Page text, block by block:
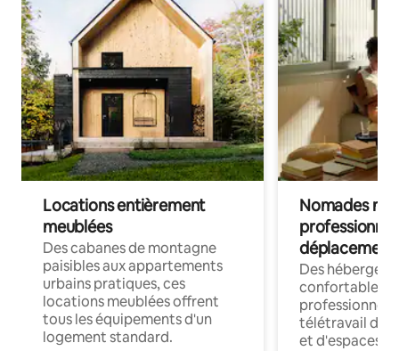
Locations entièrement
meublées
Des cabanes de montagne
paisibles aux appartements
urbains pratiques, ces
locations meublées offrent
tous les équipements d'un
logement standard.
Nomades
déplacement
Des
confortables
professionnels
télétravail
et d'espaces